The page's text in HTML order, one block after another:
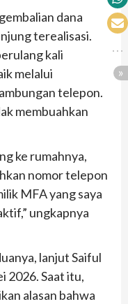
dana
terealisasi.
kali
melalui
telepon.
membuahkan
ke rumahnya,
nomor telepon
MFA yang saya
ungkapnya
lanjut Saiful
2026. Saat itu,
alasan bahwa